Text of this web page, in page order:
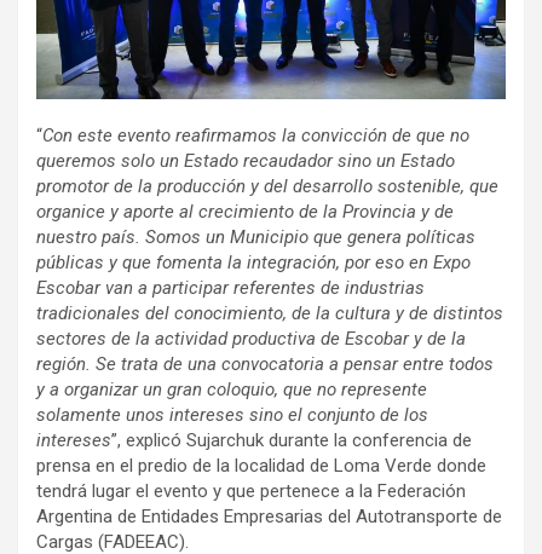
“Con este evento reafirmamos la convicción de que no
queremos solo un Estado recaudador sino un Estado
promotor de la producción y del desarrollo sostenible, que
organice y aporte al crecimiento de la Provincia y de
nuestro país. Somos un Municipio que genera políticas
públicas y que fomenta la integración, por eso en Expo
Escobar van a participar referentes de industrias
tradicionales del conocimiento, de la cultura y de distintos
sectores de la actividad productiva de Escobar y de la
región. Se trata de una convocatoria a pensar entre todos
y a organizar un gran coloquio, que no represente
solamente unos intereses sino el conjunto de los
intereses”, explicó Sujarchuk durante la conferencia de
prensa en el predio de la localidad de Loma Verde donde
tendrá lugar el evento y que pertenece a la Federación
Argentina de Entidades Empresarias del Autotransporte de
Cargas (FADEEAC).